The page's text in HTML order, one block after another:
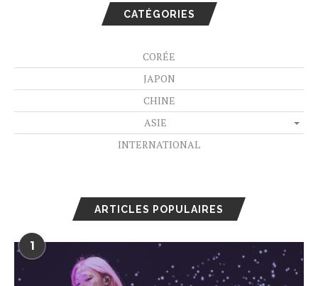
CATÉGORIES
CORÉE
JAPON
CHINE
ASIE
INTERNATIONAL
ARTICLES POPULAIRES
1